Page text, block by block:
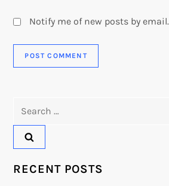
Notify me of new posts by email.
RECENT POSTS